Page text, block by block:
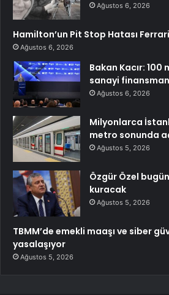
Ağustos 6, 2026
Hamilton’un Pit Stop Hatası
Ağustos 6, 2026
Bakan Kacır:
sanayi
Ağustos 6, 2026
Milyonlarca
metro sonunda
Ağustos 5, 2026
Özgür Özel
kuracak
Ağustos 5, 2026
TBMM’de emekli maaşı ve siber
yasalaşıyor
Ağustos 5, 2026